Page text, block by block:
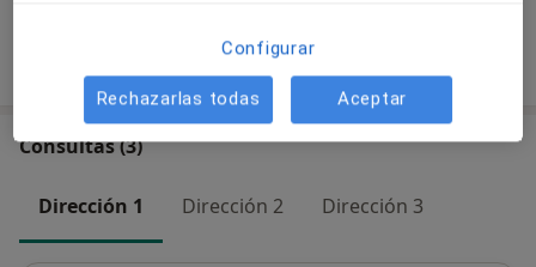
· Contrato de Especialista en Obstetricia y
Ginecología en el Hospital General Universitario de
Valencia en 2009.
· Contrato como Especialista en la Unidad de
con inicio en Marzo 2008 y finalización en Marzo 2009.
¿Cómo funcionan los precios?
Consultas (3)
Dirección 1 Dirección 2 Dirección 3
Configurar
Rechazarlas todas Aceptar